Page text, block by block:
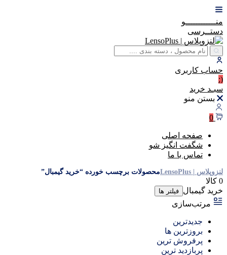
منــــــــــــو
دستــرسی
حساب کاربری
(:
سبـد خرید
بستن منو
0
صفحه اصلی
شگفت انگیز شو
تماس با ما
لنزوپلاس | LensoPlus محصولات برچسب خورده “خرید گیمبال”
0 کالا
خرید گیمبال فیلتر ها
مرتب‌سازی
جدیدترین
بروزترین ها
پرفروش ترین
پربازدید ترین